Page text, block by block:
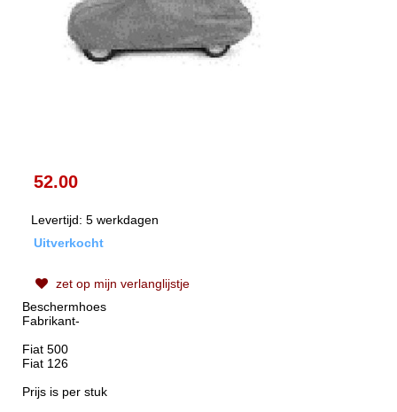
52.00
Levertijd: 5 werkdagen
Uitverkocht
zet op mijn verlanglijstje
Beschermhoes
Fabrikant-
Fiat 500
Fiat 126
Prijs is per stuk